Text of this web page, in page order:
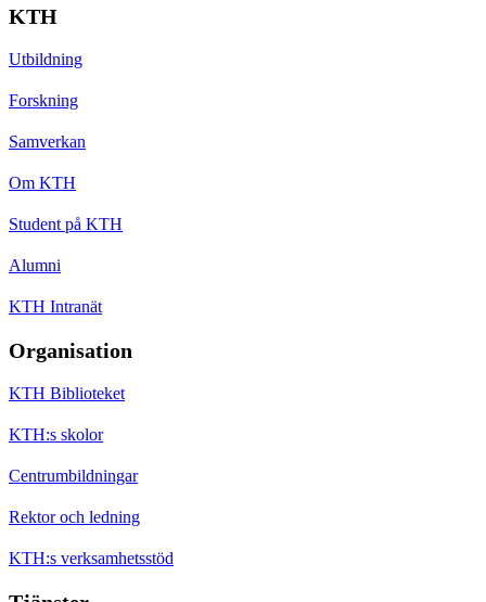
KTH
Utbildning
Forskning
Samverkan
Om KTH
Student på KTH
Alumni
KTH Intranät
Organisation
KTH Biblioteket
KTH:s skolor
Centrumbildningar
Rektor och ledning
KTH:s verksamhetsstöd